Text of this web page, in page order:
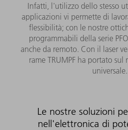
Infatti, l'utilizzo dello stesso
applicazioni vi permette di
flessibilità; con le nostre
programmabili della serie
anche da remoto. Con il laser
rame TRUMPF ha portato
universale.
Le nostre soluzioni
nell'elettronica di